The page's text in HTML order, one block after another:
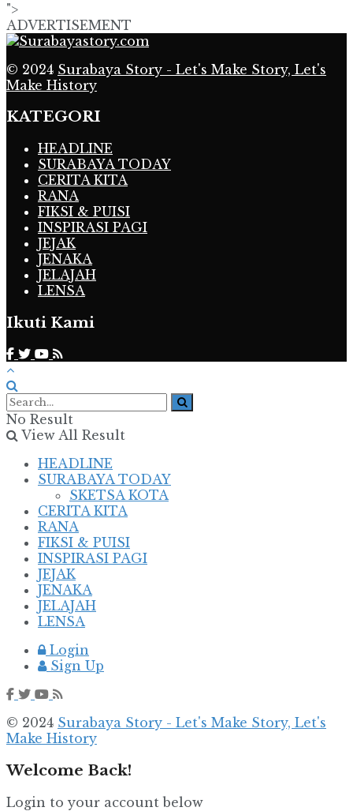
">
ADVERTISEMENT
© 2024 Surabaya Story - Let's Make Story, Let's
Make History
KATEGORI
HEADLINE
SURABAYA TODAY
CERITA KITA
RANA
FIKSI & PUISI
INSPIRASI PAGI
JEJAK
JENAKA
JELAJAH
LENSA
Ikuti Kami
No Result
View All Result
HEADLINE
SURABAYA TODAY
SKETSA KOTA
CERITA KITA
RANA
FIKSI & PUISI
INSPIRASI PAGI
JEJAK
JENAKA
JELAJAH
LENSA
Login
Sign Up
© 2024 Surabaya Story - Let's Make Story, Let's
Make History
Welcome Back!
Login to your account below